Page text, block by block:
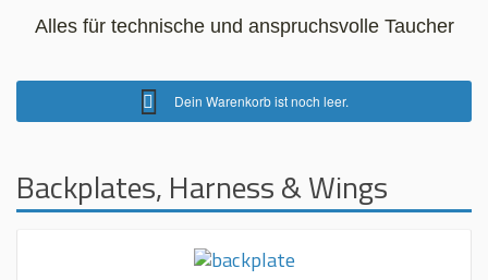
Alles für technische und anspruchsvolle Taucher
Dein Warenkorb ist noch leer.
Backplates, Harness & Wings